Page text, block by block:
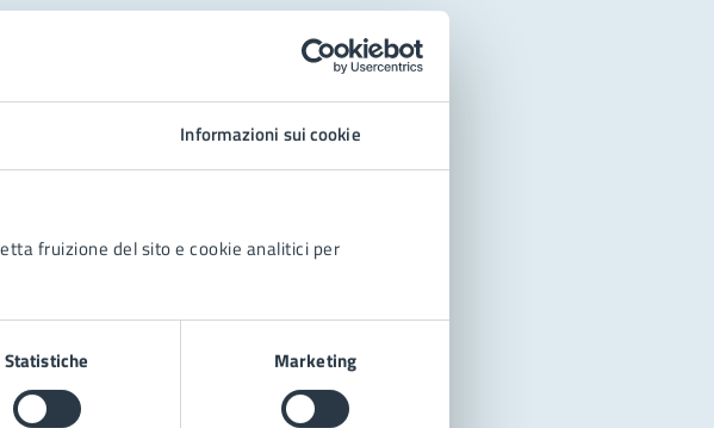
Informazioni sui cookie
fruizione del sito e cookie analitici per
Statistiche Marketing